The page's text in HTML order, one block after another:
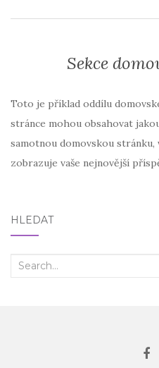
Sekce
Toto je příklad oddílu
stránce mohou obsahovat
samotnou domovskou
zobrazuje vaše nejnovější
HLEDAT
Search